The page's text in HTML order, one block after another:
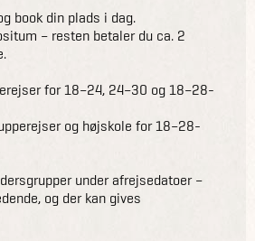
book din plads i dag.
– resten betaler du ca. 2
for 18–24, 24–30 og 18–28-
og højskole for 18–28-
under afrejsedatoer –
og der kan gives